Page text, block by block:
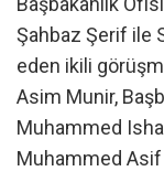
Şahbaz Şerif ile
eden ikili
Asim Munir,
Muhammed
Muhammed